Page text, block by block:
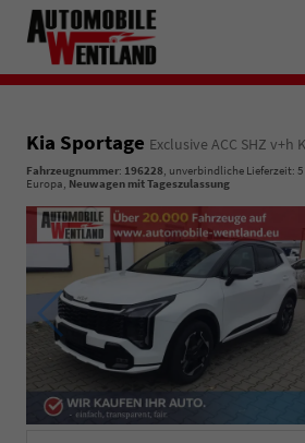
Kia Sportage Exclusive ACC SHZ v+h
Fahrzeugnummer: 196228, unverbindliche Lieferzeit:
Europa, Neuwagen mit Tageszulassung